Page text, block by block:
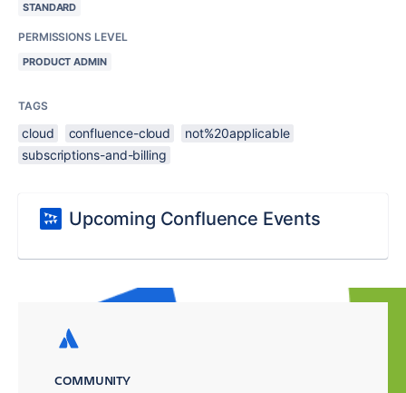
STANDARD
PERMISSIONS LEVEL
PRODUCT ADMIN
TAGS
cloud confluence-cloud
not%20applicable
subscriptions-and-billing
Upcoming Confluence Events
COMMUNITY